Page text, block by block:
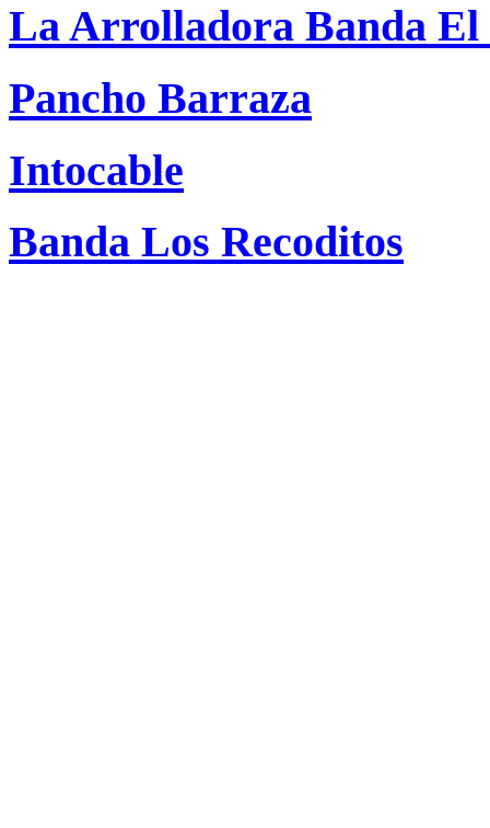
La Arrolladora Banda El
Pancho Barraza
Intocable
Banda Los Recoditos